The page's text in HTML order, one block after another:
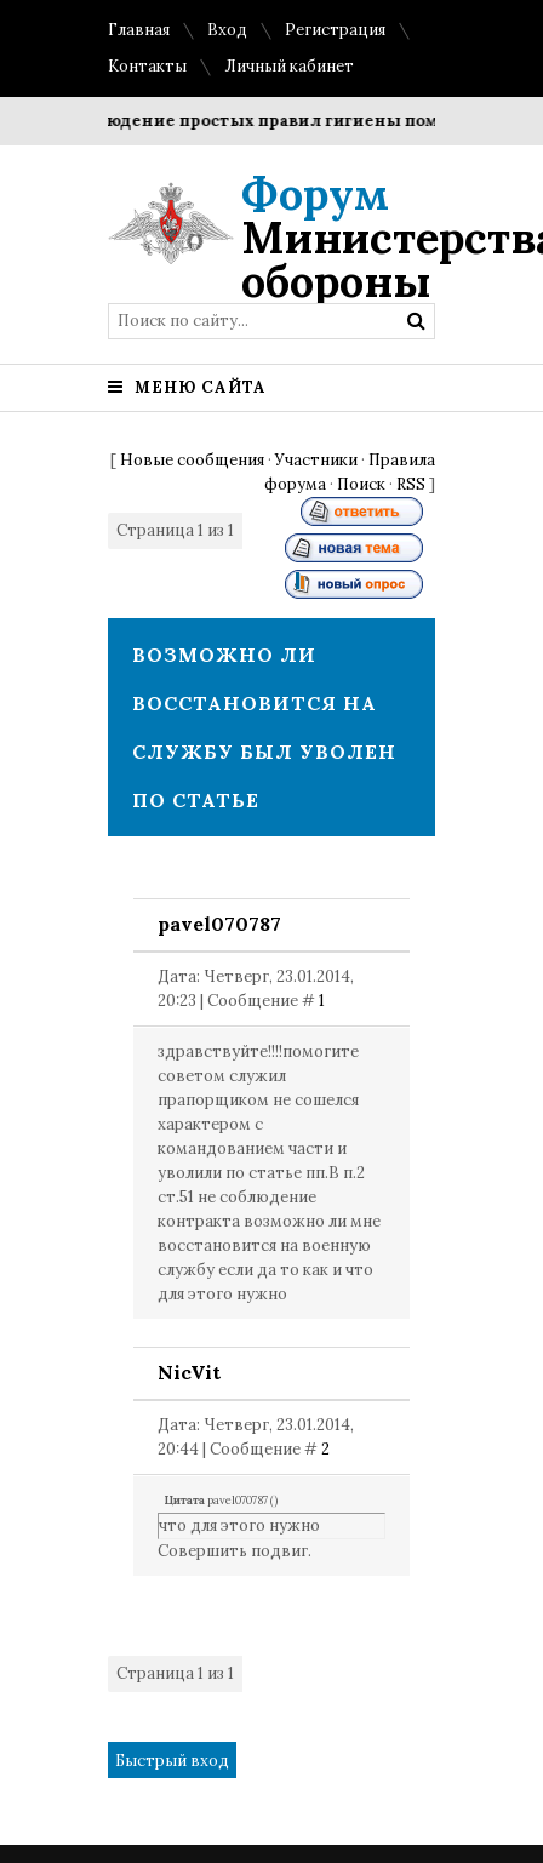
Главная Вход
Регистрация
Контакты
Личный кабинет
Соблюдение простых правил гигиены помогает
Форум
обороны
МЕНЮ САЙТА
[ Новые сообщения ·Участники · Правила
форума · Поиск · RSS ]
Страница1 из 1
ВОЗМОЖНО ЛИ
ВОССТАНОВИТСЯ НА
СЛУЖБУ БЫЛ УВОЛЕН
ПО СТАТЬЕ
pavel070787
Дата: Четверг, 23.01.2014,
20:23 | Сообщение #1
здравствуйте!!!!помогите
советом служил
прапорщиком не сошелся
характером с
командованием части и
уволили по статье пп.В п.2
ст.51 не соблюдение
контракта возможно ли мне
восстановится на военную
службу если да то как и что
для этого нужно
NicVit
Дата: Четверг, 23.01.2014,
20:44 | Сообщение #2
Цитатаpavel070787()
что для этого нужно
Совершить подвиг.
Страница1 из 1